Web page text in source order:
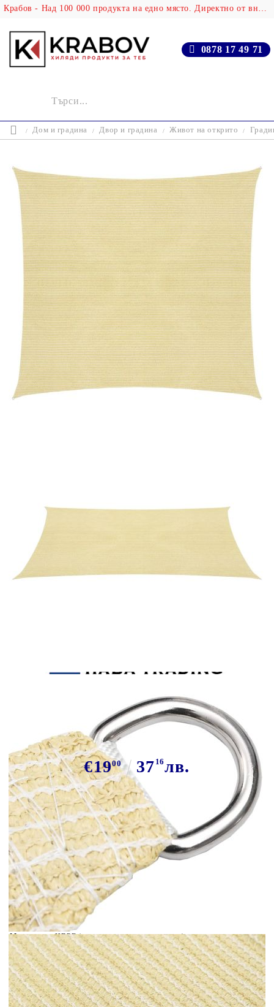
Крабов - Над 100 000 продукта на едно място. Директно от вносителя!
0878 17 49 71
Дом и градина Двор и градина Живот на открито
Платно-сенник, 160 г/м², бежово,
2,5x2,5 м, HDPE
€1900 37 16лв.
В наличност: 55 бр.
Време за доставка: 5 до 9 дни
Безплатна доставка до адрес при плащане по банков път
Цвят:
Бежов
Материал:
HDPE (полиетилен с висока плътност)
Размери:
2,5 x 2,5 м (Д x Ш)
EAN code:
8720286096710
Форма:
Квадратна